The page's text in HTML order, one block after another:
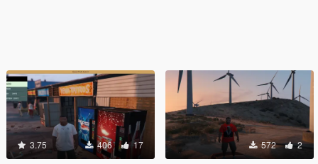
3.75 406 17 572 2